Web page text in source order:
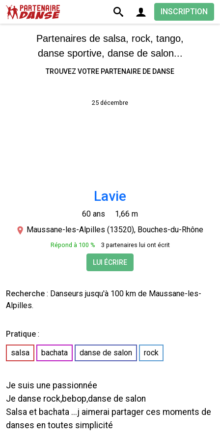
INSCRIPTION
Partenaires de salsa, rock, tango,
danse sportive, danse de salon...
TROUVEZ VOTRE PARTENAIRE DE DANSE
25 décembre
Lavie
60 ans
1,66 m
Maussane-les-Alpilles (13520), Bouches-du-Rhône
Répond à 100 % 3 partenaires lui ont écrit
LUI ÉCRIRE
Recherche : Danseurs jusqu'à 100 km de Maussane-les-
Alpilles.
Pratique :
salsa
bachata danse de salon rock
Je suis une passionnée
Je danse rock,bebop,danse de salon
Salsa et bachata ...j aimerai partager ces moments de
danses en toutes simplicité